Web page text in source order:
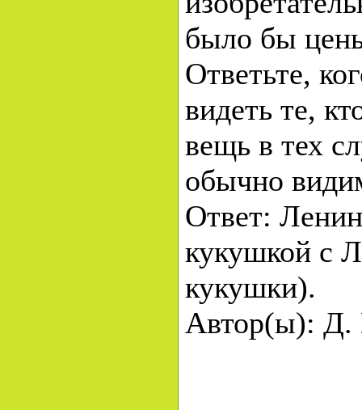
было бы
Ответьте,
видеть те,
вещь в тех
обычно
Ответ:
кукушкой с
кукушки).
Автор(ы): Д.